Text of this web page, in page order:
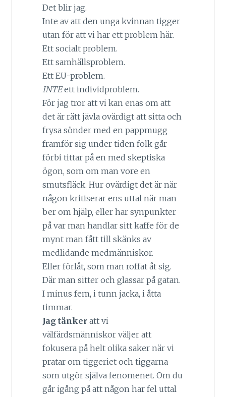
Det blir jag.
Inte av att den unga kvinnan tigger
utan för att vi har ett problem här.
Ett socialt problem.
Ett samhällsproblem.
Ett EU-problem.
INTEett individproblem.
För jag tror att vi kan enas om att
det är rätt jävla ovärdigt att sitta och
frysa sönder med en pappmugg
framför sig under tiden folk går
förbi tittar på en med skeptiska
ögon, som om man vore en
smutsfläck. Hur ovärdigt det är när
någon kritiserar ens uttal när man
ber om hjälp, eller har synpunkter
på var man handlar sitt kaffe för de
mynt man fått till skänks av
medlidande medmänniskor.
Eller förlåt, som man roffat åt sig.
Där man sitter och glassar på gatan.
I minus fem, i tunn jacka, i åtta
timmar.
Jag tänkeratt vi
välfärdsmänniskor väljer att
fokusera på helt olika saker när vi
pratar om tiggeriet och tiggarna
som utgör själva fenomenet. Om du
går igång på att någon har fel uttal